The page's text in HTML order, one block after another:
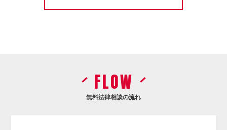
FLOW
無料法律相談の流れ